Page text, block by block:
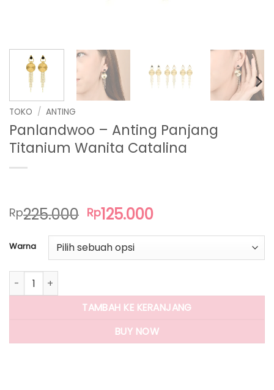
TOKO / ANTING
Panlandwoo – Anting Panjang
Titanium Wanita Catalina
Rp225.000 Harga
adalah:
Rp225.000.
Rp125.000Harga
adalah:
Warna
Kuantitas Panlandwoo - Anting Panjang Titanium Wanita
TAMBAH KE KERANJANG
BUY NOW